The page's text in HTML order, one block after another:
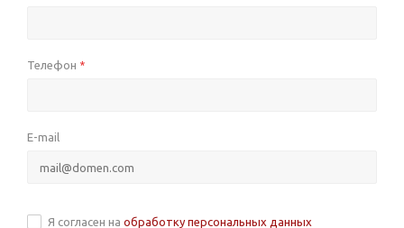
Телефон *
E-mail
Я согласен на обработку персональных данных